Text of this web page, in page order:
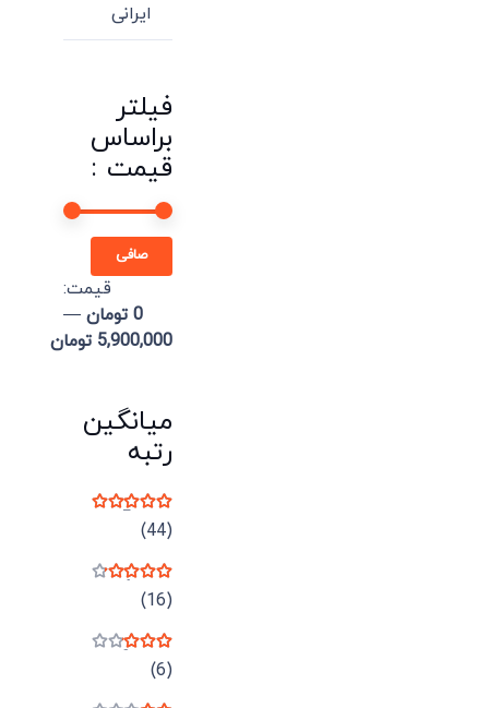
ایرانی
فیلتر
براساس
قیمت :
صافی
قيمت:
0 تومان
—
5,900,000 تومان
میانگین
رتبه
نمره
(44)
نمره(16)
نمره(6)